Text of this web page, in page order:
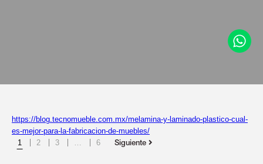
https://blog.tecnomueble.com.mx/melamina-y-laminado-plastico-cual-
es-mejor-para-la-fabricacion-de-muebles/
1
2 3 … 6 Siguiente